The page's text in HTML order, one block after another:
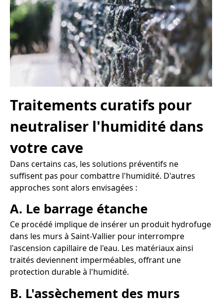
Traitements curatifs pour
neutraliser l'humidité dans
votre cave
Dans certains cas, les solutions préventifs ne
suffisent pas pour combattre l'humidité. D'autres
approches sont alors envisagées :
A. Le barrage étanche
Ce procédé implique de insérer un produit hydrofuge
dans les murs à Saint-Vallier pour interrompre
l'ascension capillaire de l'eau. Les matériaux ainsi
traités deviennent imperméables, offrant une
protection durable à l'humidité.
B. L'assèchement des murs